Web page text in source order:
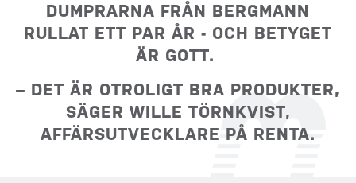
DUMPRARNA FRÅN BERGMANN
RULLAT ETT PAR ÅR - OCH BETYGET
ÄR GOTT.
– DET ÄR OTROLIGT BRA PRODUKTER,
SÄGER WILLE TÖRNKVIST,
AFFÄRSUTVECKLARE PÅ RENTA.